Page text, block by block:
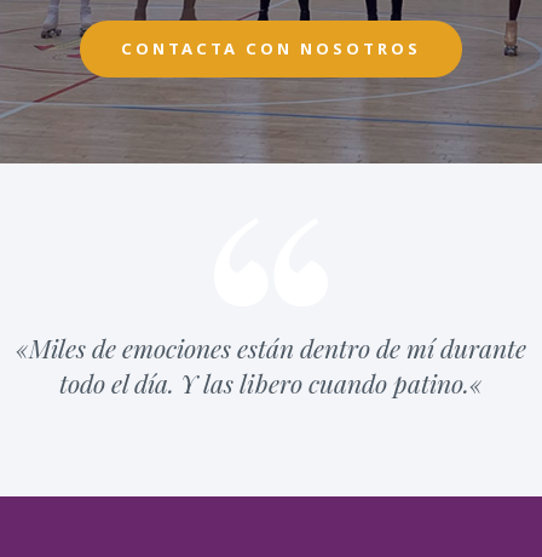
CONTACTA CON NOSOTROS
«Miles de emociones están dentro de mí durante
todo el día. Y las libero cuando patino.«